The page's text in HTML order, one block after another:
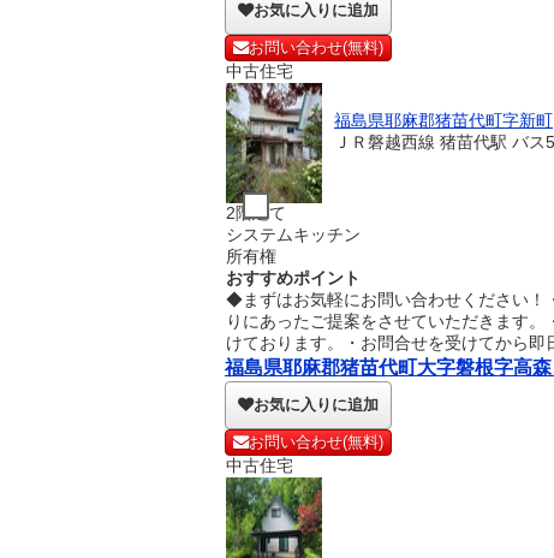
お気に入りに追加
お問い合わせ(無料)
中古住宅
福島県耶麻郡猪苗代町字新町
ＪＲ磐越西線 猪苗代駅 バ
2階建て
システムキッチン
所有権
おすすめポイント
◆まずはお気軽にお問い合わせください！
りにあったご提案をさせていただきます
けております。・お問合せを受けてから
福島県耶麻郡猪苗代町大字磐根字高
お気に入りに追加
お問い合わせ(無料)
中古住宅